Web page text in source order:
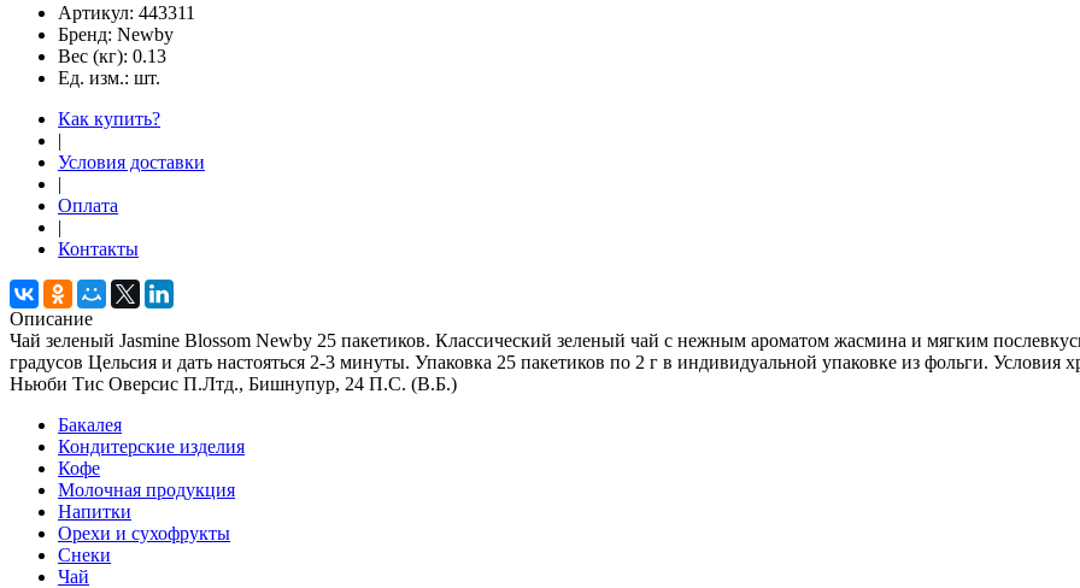
Артикул: 443311
Бренд: Newby
Вес (кг): 0.13
Ед. изм.: шт.
Как купить?
|
Условия доставки
|
Оплата
|
Контакты
Описание
Чай зеленый Jasmine Blossom Newby 25 пакетиков. Классический зеленый чай с нежным ароматом жасмина и мягким
градусов Цельсия и дать настояться 2-3 минуты. Упаковка 25 пакетиков по 2 г в индивидуальной упаковке из фольги.
Ньюби Тис Оверсис П.Лтд., Бишнупур, 24 П.С. (В.Б.)
Бакалея
Кондитерские изделия
Кофе
Молочная продукция
Напитки
Орехи и сухофрукты
Снеки
Чай